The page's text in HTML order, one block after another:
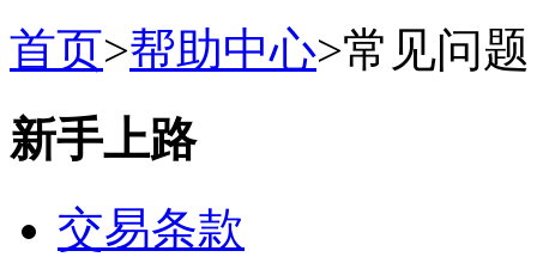
首页>帮助中心>常见问题
新手上路
交易条款